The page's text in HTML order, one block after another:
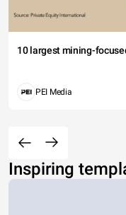
10 largest mining-
PEI Media
Inspiring